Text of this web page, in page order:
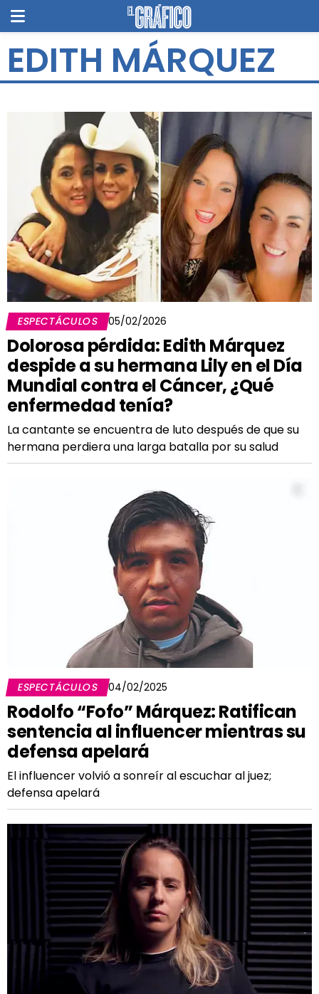
EDITH MÁRQUEZ
ESPECTÁCULOS 05/02/2026
Dolorosa pérdida: Edith Márquez
despide a su hermana Lily en el Día
Mundial contra el Cáncer, ¿Qué
enfermedad tenía?
La cantante se encuentra de luto después de que su
hermana perdiera una larga batalla por su salud
ESPECTÁCULOS 04/02/2025
Rodolfo “Fofo” Márquez: Ratifican
sentencia al influencer mientras su
defensa apelará
El influencer volvió a sonreír al escuchar al juez;
defensa apelará